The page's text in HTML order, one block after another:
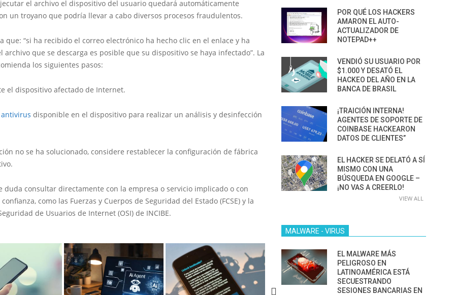
el archivo el dispositivo del usuario quedará automáticamente
un troyano que podría llevar a cabo diversos procesos fraudulentos.
que: “si ha recibido el correo electrónico ha hecho clic en el enlace y ha
archivo que se descarga es posible que su dispositivo se haya infectado”. La
los siguientes pasos:
el dispositivo afectado de Internet.
antivirus disponible en el dispositivo para realizar un análisis y desinfección
no se ha solucionado, considere restablecer la configuración de fábrica
duda consultar directamente con la empresa o servicio implicado o con
como las Fuerzas y Cuerpos de Seguridad del Estado (FCSE) y la
de Usuarios de Internet (OSI) de INCIBE.
POR QUÉ LOS HACKERS
AMARON EL AUTO-
ACTUALIZADOR DE
NOTEPAD++
VENDIÓ SU USUARIO POR
$1.000 Y DESATÓ EL
HACKEO DEL AÑO EN LA
BANCA DE BRASIL
¡TRAICIÓN INTERNA!
AGENTES DE SOPORTE DE
COINBASE HACKEARON
DATOS DE CLIENTES”
EL HACKER SE DELATÓ A SÍ
MISMO CON UNA
BÚSQUEDA EN GOOGLE –
¡NO VAS A CREERLO!
VIEW ALL
MALWARE - VIRUS
EL MALWARE MÁS
PELIGROSO EN
LATINOAMÉRICA ESTÁ
SECUESTRANDO
SESIONES BANCARIAS EN